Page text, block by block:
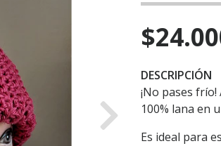
Next
DESCRIPCIÓN
¡No pases
100% lana en
Es ideal para